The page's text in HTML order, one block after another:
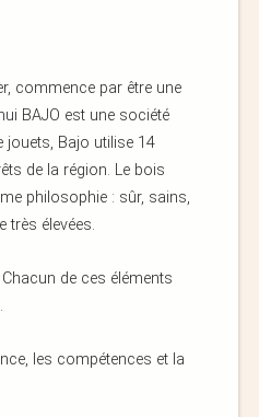
commence par être une
BAJO est une société
jouets, Bajo utilise 14
de la région. Le bois
philosophie : sûr, sains,
très élevées.
de ces éléments
les compétences et la